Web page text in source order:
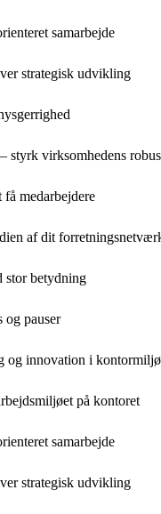
samarbejde
strategisk udvikling
virksomhedens
medarbejdere
af dit
stor betydning
og pauser
og innovation i
på kontoret
samarbejde
strategisk udvikling